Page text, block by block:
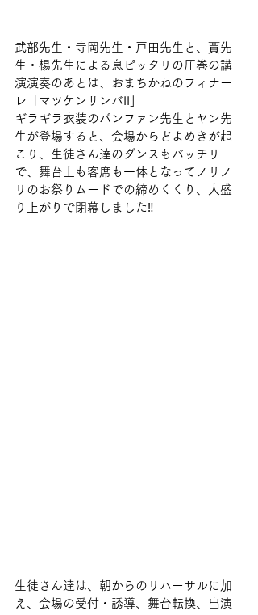
武部先生・寺岡先生・戸田先生と、賈先
生・楊先生による息ピッタリの圧巻の講
演演奏のあとは、おまちかねのフィナー
レ「マツケンサンバII」
ギラギラ衣装のパンファン先生とヤン先
生が登場すると、会場からどよめきが起
こり、生徒さん達のダンスもバッチリ
で、舞台上も客席も一体となってノリノ
リのお祭りムードでの締めくくり、大盛
り上がりで閉幕しました‼️
生徒さん達は、朝からのリハーサルに加
え、会場の受付・誘導、舞台転換、出演